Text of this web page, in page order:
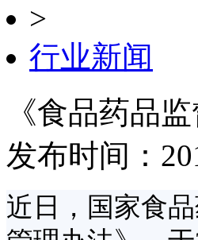
>
行业新闻
《食品药品
发布时间：
近日，国家食